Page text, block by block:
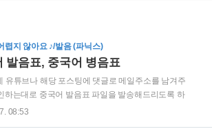
렵지 않아요 ♪/발음 (파닉스)
발음표, 중국어 병음표
유튜브나 해당 포스팅에 댓글로 메일주소를 남겨주
하는대로 중국어 발음표 파일을 발송해드리도록 하
파랑색칸에 들어있는 알파벳모양들이 중국어 발음
08:53